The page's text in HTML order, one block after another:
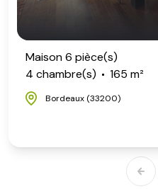
Maison 6 pièce(s)
4 chambre(s)
165 m²
Bordeaux (33200)